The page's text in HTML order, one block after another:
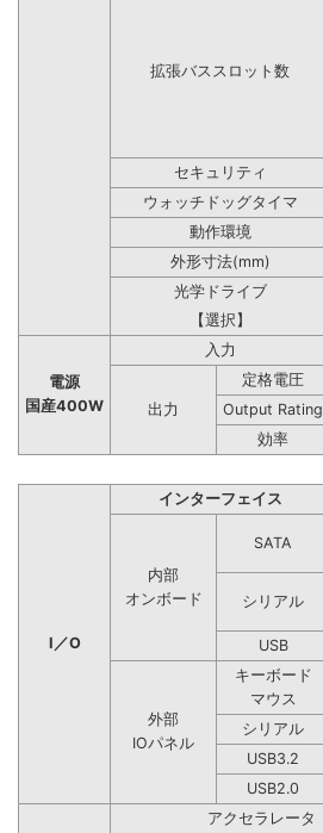
拡張バススロット数
セキュリティ
ウォッチドッグタイマ
動作環境
外形寸法(mm)
光学ドライブ
【選択】
電源
国産400W
入力
出力
定格電圧
Output Rating
効率
I／O
インターフェイス
内部
オンボード
SATA
シリアル
USB
外部
IOパネル
キーボード
マウス
シリアル
USB3.2
USB2.0
アクセラレータ